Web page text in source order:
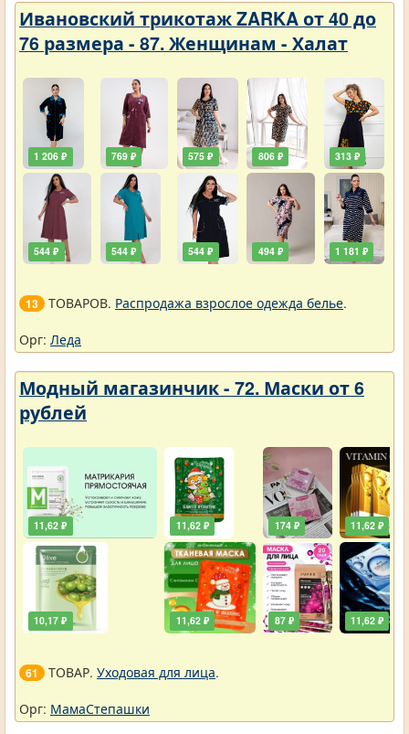
Ивановский трикотаж ZARKA от 40 до
76 размера - 87. Женщинам - Халат
1 206 ₽
544 ₽
769 ₽
544 ₽
575 ₽
544 ₽
806 ₽
494 ₽
313 ₽
1 181 ₽
13 ТОВАРОВ. Распродажа взрослое одежда белье.
Орг: Леда
Модный магазинчик - 72. Маски от 6
рублей
11,62 ₽
10,17 ₽
11,62 ₽
11,62 ₽
174 ₽
87 ₽
11,62 ₽
11,62 ₽
61 ТОВАР. Уходовая для лица.
Орг: МамаСтепашки